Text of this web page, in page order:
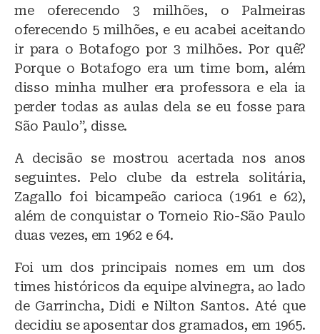
me oferecendo 3 milhões, o Palmeiras
oferecendo 5 milhões, e eu acabei aceitando
ir para o Botafogo por 3 milhões. Por quê?
Porque o Botafogo era um time bom, além
disso minha mulher era professora e ela ia
perder todas as aulas dela se eu fosse para
São Paulo”, disse.
A decisão se mostrou acertada nos anos
seguintes. Pelo clube da estrela solitária,
Zagallo foi bicampeão carioca (1961 e 62),
além de conquistar o Torneio Rio-São Paulo
duas vezes, em 1962 e 64.
Foi um dos principais nomes em um dos
times históricos da equipe alvinegra, ao lado
de Garrincha, Didi e Nilton Santos. Até que
decidiu se aposentar dos gramados, em 1965.